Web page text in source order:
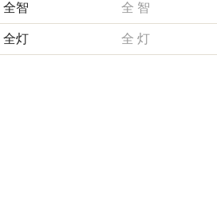
全智 全 智
全灯 全 灯